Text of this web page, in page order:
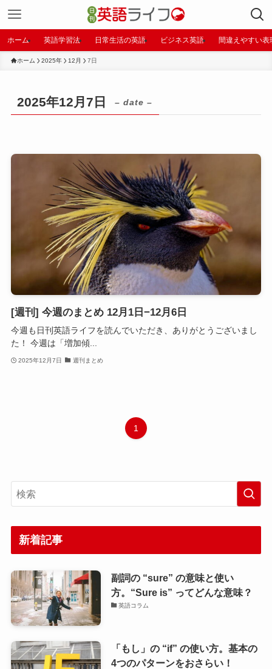
ホーム 英語学習法 日常生活の英語 ビジネス英語 間違えやすい表
ホーム 2025年 12月 7日
2025年12月7日 – date –
[週刊] 今週のまとめ 12月1日−12月6日
今週も日刊英語ライフを読んでいただき、ありがとうございまし
た！ 今週は「増加傾...
2025年12月7日 週刊まとめ
1
新着記事
副詞の “sure” の意味と使い
方。“Sure is” ってどんな意味？
英語コラム
「もし」の “if” の使い方。基本の
4つのパターンをおさらい！